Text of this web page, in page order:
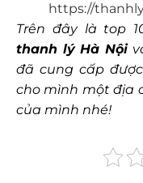
https://
Trên đây là top
thanh lý Hà Nội
đã cung cấp
cho mình một địa
của mình nhé!